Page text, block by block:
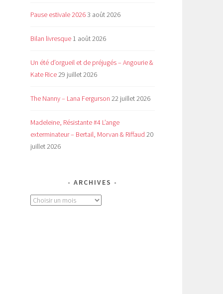
Pause estivale 20263 août 2026
Bilan livresque 1 août 2026
Un été d’orgueil et de préjugés – Angourie &
Kate Rice29 juillet 2026
The Nanny – Lana Fergurson 22 juillet 2026
Madeleine, Résistante #4 L’ange
exterminateur – Bertail, Morvan & Riffaud 20
juillet 2026
ARCHIVES
Archives